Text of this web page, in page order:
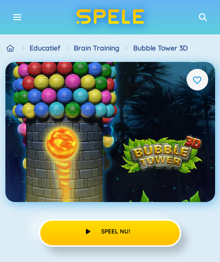
Educatief Brain Training Bubble Tower 3D
SPEEL NU!